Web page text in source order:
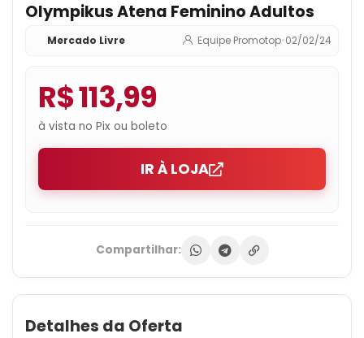
Olympikus Atena Feminino Adultos
Mercado Livre Equipe Promotop•02/02/24
R$ 113,99
à vista no Pix ou boleto
IR À LOJA
Compartilhar:
Detalhes da Oferta